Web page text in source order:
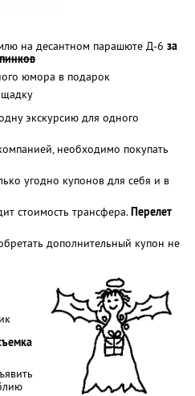
на десантном парашюте Д-6 за
юмора в подарок
экскурсию для одного
необходимо покупать
угодно купонов для себя и в
стоимость трансфера.Перелет
дополнительный купон не